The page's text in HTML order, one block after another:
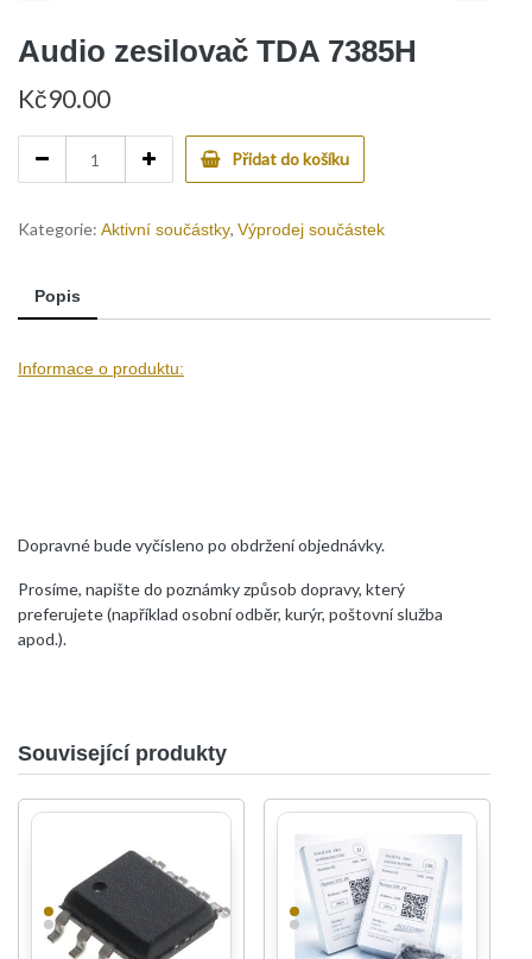
Audio zesilovač TDA 7385H
Kč90.00
zesilovač
7385H
Přidat do košíku
Kategorie: Aktivní součástky, Výprodej součástek
Popis
Informace o produktu:
Dopravné bude vyčísleno po obdržení objednávky.
Prosíme, napište do poznámky způsob dopravy, který
preferujete (například osobní odběr, kurýr, poštovní služba
apod.).
Související produkty